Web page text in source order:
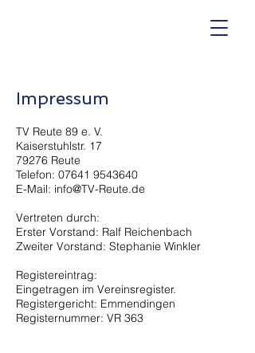
Impressum
TV Reute 89 e. V.
Kaiserstuhlstr. 17
79276 Reute
Telefon: 07641 9543640
E-Mail: info@TV-Reute.de
Vertreten durch:
Erster Vorstand: Ralf Reichenbach
Zweiter Vorstand: Stephanie Winkler
Registereintrag:
Eingetragen im Vereinsregister.
Registergericht: Emmendingen
Registernummer: VR 363